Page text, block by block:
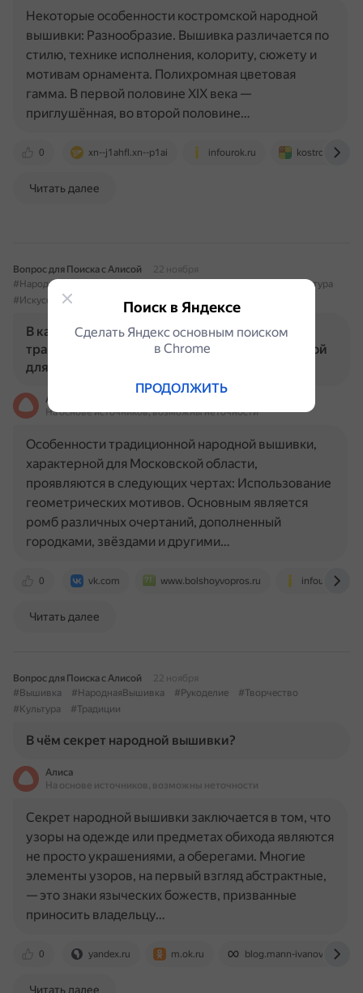
0 xn--j1ahfl.xn--p1ai infourok.ru kostromka.ru
Некоторые особенности костромской народной
вышивки: Разнообразие. Вышивка различается по
стилю, технике исполнения, колориту, сюжету и
мотивам орнамента. Полихромная цветовая
гамма. В первой половине XIX века —
приглушённая, во второй половине…
Читать далее
Вопрос для Поиска с Алисой
22 ноября
#НароднаяВышивка
#Культура
#Искусство
В каких чертах проявляются особенности
традиционной народной вышивки, характерной
для Московской области?
Алиса
На основе источников, возможны неточности
0 vk.com www.bolshoyvopros.ru infourok.ru
Особенности традиционной народной вышивки,
характерной для Московской области,
проявляются в следующих чертах: Использование
геометрических мотивов. Основным является
ромб различных очертаний, дополненный
городками, звёздами и другими…
Читать далее
Вопрос для Поиска с Алисой
22 ноября
#Вышивка
#НароднаяВышивка #Рукоделие
#Творчество
#Культура
#Традиции
В чём секрет народной вышивки?
Алиса
На основе источников, возможны неточности
0 yandex.ru m.ok.ru blog.mann-ivanov-ferber.ru
Секрет народной вышивки заключается в том, что
узоры на одежде или предметах обихода являются
не просто украшениями, а оберегами. Многие
элементы узоров, на первый взгляд абстрактные,
— это знаки языческих божеств, призванные
приносить владельцу…
Читать далее
Поиск в Яндексе
Сделать Яндекс основным поиском
в Сhrome
ПРОДОЛЖИТЬ